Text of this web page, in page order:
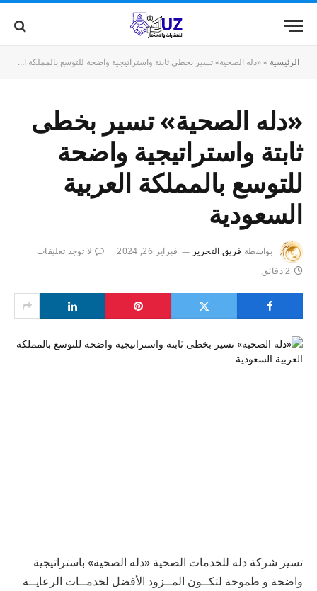
الرئيسية »«دله الصحية» تسير بخطى ثابتة واستراتيجية واضحة للتوسع بالمملكة العربية السعودية
«دله الصحية» تسير بخطى
ثابتة واستراتيجية واضحة
للتوسع بالمملكة العربية
السعودية
بواسطة فريق التحرير فبراير 26, 2024
لا توجد تعليقات
2 دقائق
تسير شركة دله للخدمات الصحية «دله الصحية» باستراتيجية
واضحة و طموحة لتكــون المــزود الأفضل لخدمــات الرعايــة